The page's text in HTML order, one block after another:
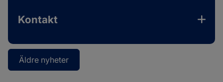
Kontakt
Äldre nyheter